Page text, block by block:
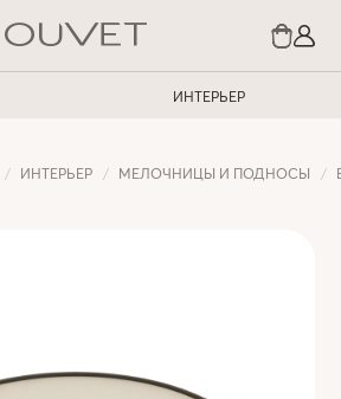
ИНТЕРЬЕР
ИНТЕРЬЕР МЕЛОЧНИЦЫ И ПОДНОСЫ